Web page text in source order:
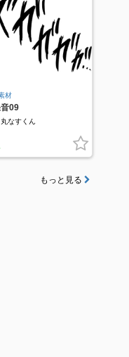
材
09
丸なすくん
もっと見る